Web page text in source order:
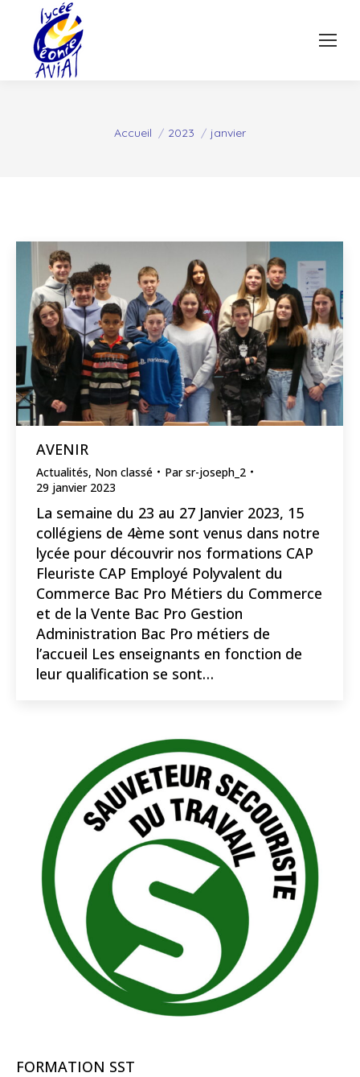
Vous êtes ici :
Accueil 2023 janvier
AVENIR
Actualités, Non classé Parsr-joseph_2
29 janvier 2023
La semaine du 23 au 27 Janvier 2023, 15
collégiens de 4ème sont venus dans notre
lycée pour découvrir nos formations CAP
Fleuriste CAP Employé Polyvalent du
Commerce Bac Pro Métiers du Commerce
et de la Vente Bac Pro Gestion
Administration Bac Pro métiers de
l’accueil Les enseignants en fonction de
leur qualification se sont…
FORMATION SST